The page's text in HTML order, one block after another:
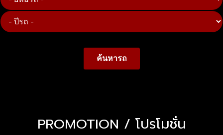
PROMOTION / โปรโมชั่น